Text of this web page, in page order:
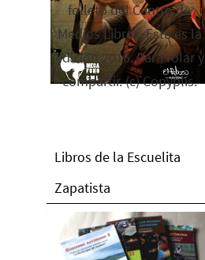
folleto del Centro de
Medios Libres. Esta es la
edición 2016. Para rolar y
compartir. (c) Copyplis.
Libros de la Escuelita
Zapatista